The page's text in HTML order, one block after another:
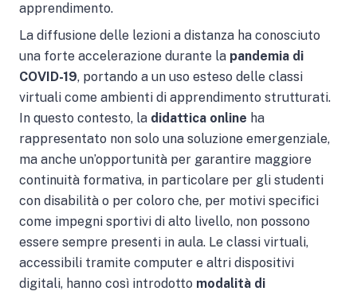
apprendimento.
La diffusione delle lezioni a distanza ha conosciuto
una forte accelerazione durante la pandemia di
COVID-19, portando a un uso esteso delle classi
virtuali come ambienti di apprendimento strutturati.
In questo contesto, la didattica online ha
rappresentato non solo una soluzione emergenziale,
ma anche un’opportunità per garantire maggiore
continuità formativa, in particolare per gli studenti
con disabilità o per coloro che, per motivi specifici
come impegni sportivi di alto livello, non possono
essere sempre presenti in aula. Le classi virtuali,
accessibili tramite computer e altri dispositivi
digitali, hanno così introdotto modalità di